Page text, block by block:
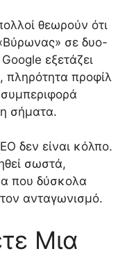
θεωρούν ότι
σε δυο-
εξετάζει
προφίλ
συμπεριφορά
σήματα.
δεν είναι κόλπο.
σωστά,
που δύσκολα
ανταγωνισμό.
Μια